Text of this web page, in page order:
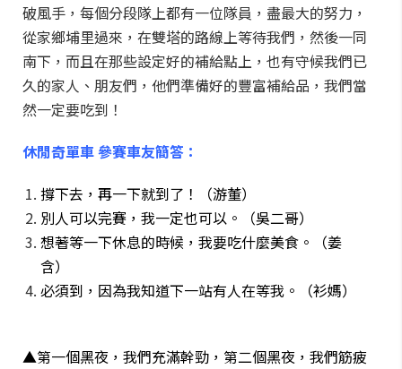
破風手，每個分段隊上都有一位隊員，盡最大的努力，
從家鄉埔里過來，在雙塔的路線上等待我們，然後一同
南下，而且在那些設定好的補給點上，也有守候我們已
久的家人、朋友們，他們準備好的豐富補給品，我們當
然一定要吃到！
休閒奇單車 參賽車友簡答：
撐下去，再一下就到了！（游董）
別人可以完賽，我一定也可以。（吳二哥）
想著等一下休息的時候，我要吃什麼美食。（姜
含）
必須到，因為我知道下一站有人在等我。（衫媽）
▲第一個黑夜，我們充滿幹勁，第二個黑夜，我們筋疲